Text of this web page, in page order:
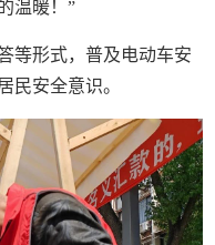
温暖！”
等形式，普及电动车安
民安全意识。